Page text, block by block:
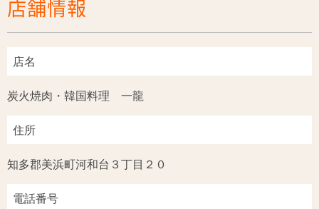
店舗情報
店名
炭火焼肉・韓国料理 一龍
住所
知多郡美浜町河和台３丁目２０
電話番号